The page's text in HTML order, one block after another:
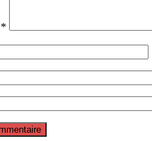
*